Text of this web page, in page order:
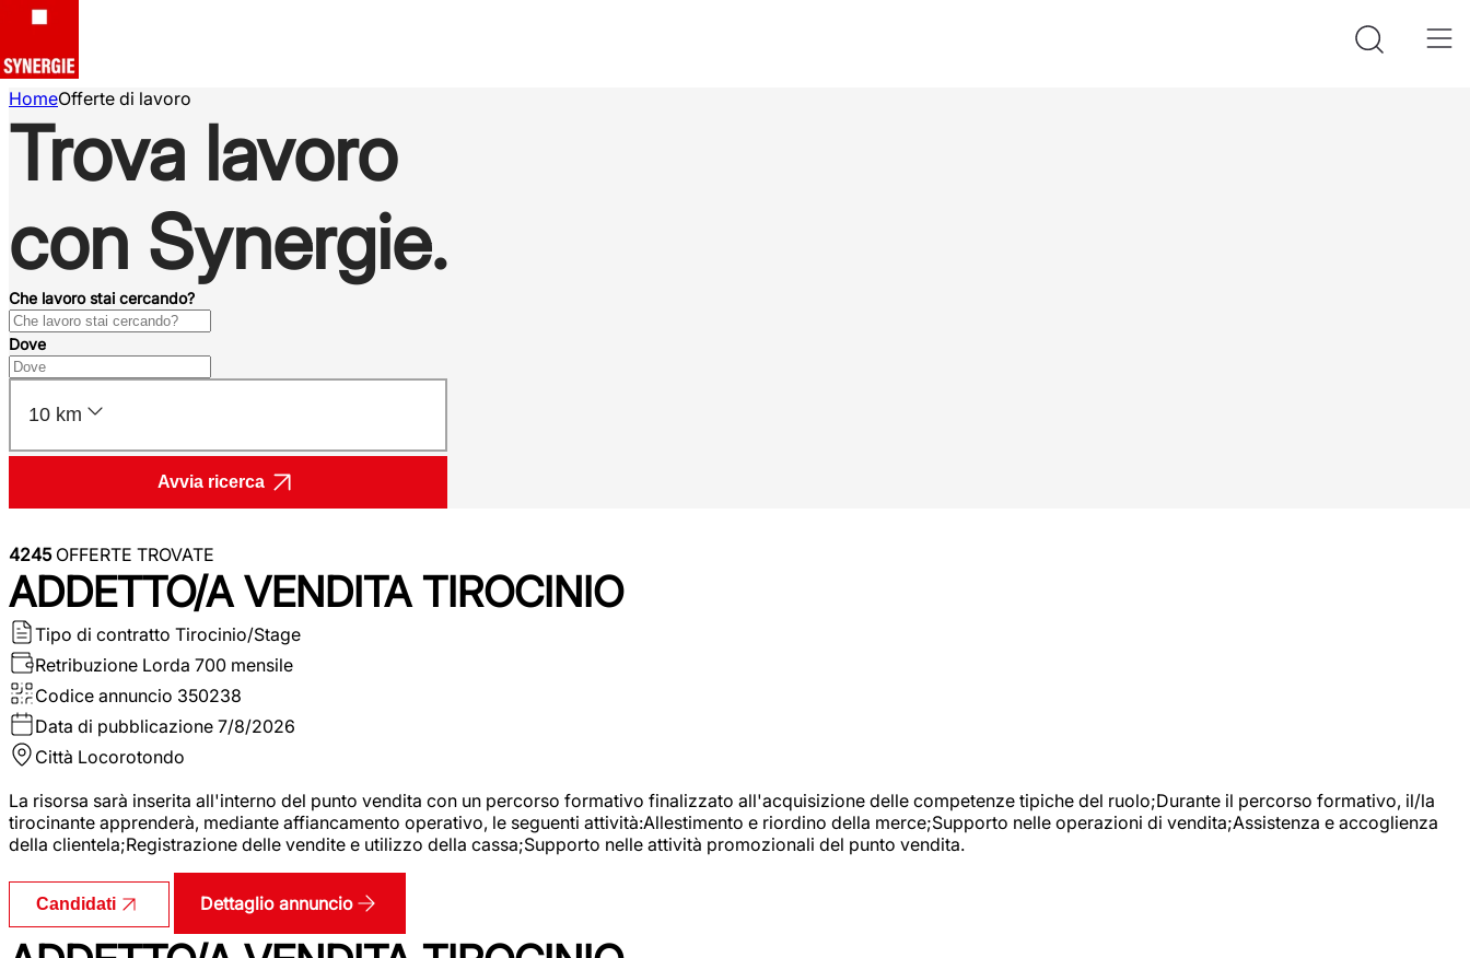
HomeOfferte di lavoro
Trova lavoro
con Synergie.
Che lavoro stai cercando?
Dove
10 km
Avvia ricerca
4245OFFERTE TROVATE
ADDETTO/A VENDITA TIROCINIO
Tipo di contratto Tirocinio/Stage
Retribuzione Lorda 700 mensile
Codice annuncio 350238
Data di pubblicazione 7/8/2026
Città Locorotondo
La risorsa sarà inserita all'interno del punto vendita con un percorso formativo finalizzato all'acquisizione delle competenze tipiche del ruolo;Durante il percorso formativo, il/la
tirocinante apprenderà, mediante affiancamento operativo, le seguenti attività:Allestimento e riordino della merce;Supporto nelle operazioni di vendita;Assistenza e accoglienza
della clientela;Registrazione delle vendite e utilizzo della cassa;Supporto nelle attività promozionali del punto vendita.
Candidati Dettaglio annuncio